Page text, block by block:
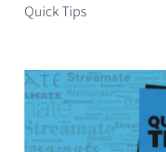
Quick Tips